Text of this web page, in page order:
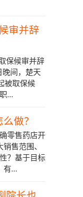
审并辞
保候审并辞
晚间，楚天
被取保候
...
做？
零售药店开
售范围、
？基于目标
有...